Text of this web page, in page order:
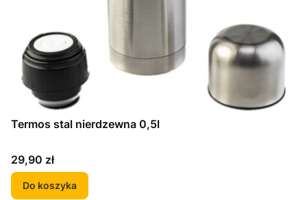
Termos stal nierdzewna 0,5l
Cena
29,90 zł
Do koszyka